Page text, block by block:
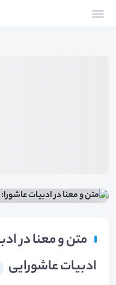
متن و معنا در
ادبیات عاشورایی